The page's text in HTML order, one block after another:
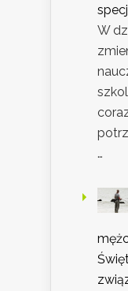
W
…